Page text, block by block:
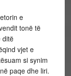
e
tonë të
ditë
vjet e
si synim
paqe dhe liri.